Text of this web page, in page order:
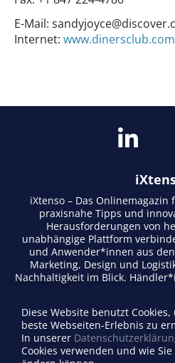
E-Mail:
Internet: www.dinersclub.com
iXtenso – Das
praxisnahe Tipps und
Herausforderungen von
unabhängige Plattform
und Anwender*innen aus
Marketing, Design und
Nachhaltigkeit im Blick.
lebendigen Schreibstil und
Magazin den Austausch
Ob digitale Trends oder
macht Wissen für den
Diese Website benutzt
beste Webseiten-Erlebnis zu
In unserer
Cookies verwenden und wie